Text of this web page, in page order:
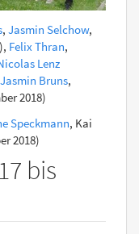
, Jasmin Selchow,
Felix Thran,
Lenz
Jasmin Bruns,
2018)
Speckmann, Kai
2018)
bis